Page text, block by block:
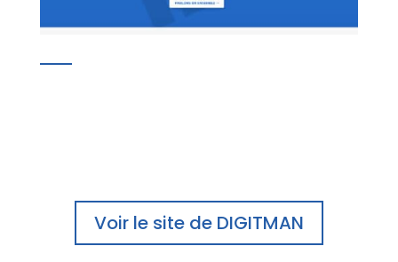
Voir le site de DIGITMAN